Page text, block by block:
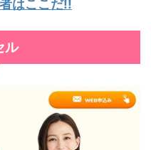
はここだ!!
ル